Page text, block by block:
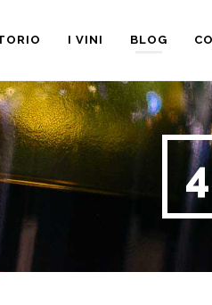
I VINI BLOG
4